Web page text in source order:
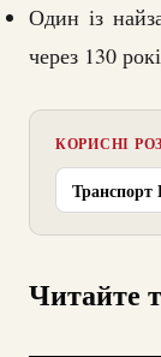
Один із
через 130
КОРИСНІ
Транспорт
Читайте